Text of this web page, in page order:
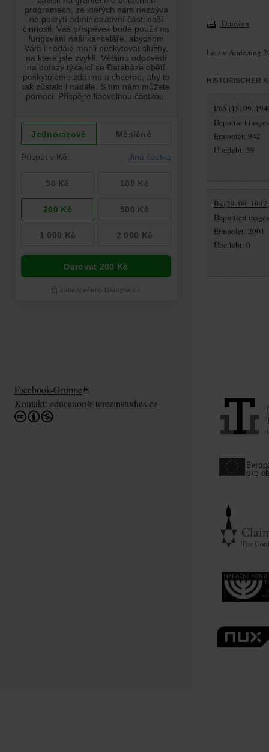
Drucken
Letzte Änderung
HISTORISCHER
I/65 (15. 09.
Deportiert
Ermordet: 942
Überlebt: 59
Bs (29. 09.
Deportiert
Ermordet: 2001
Überlebt: 0
Facebook-Gruppe
Kontakt: education@terezinstudies.cz